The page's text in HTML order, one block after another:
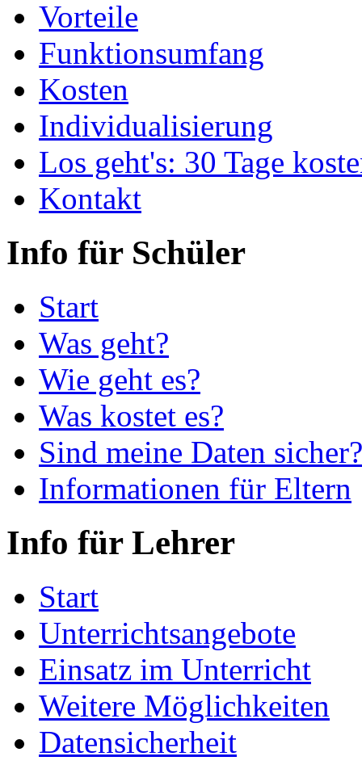
Vorteile
Funktionsumfang
Kosten
Individualisierung
Los geht's: 30 Tage
Kontakt
Info für Schüler
Start
Was geht?
Wie geht es?
Was kostet es?
Sind meine Daten sicher?
Informationen für Eltern
Info für Lehrer
Start
Unterrichtsangebote
Einsatz im Unterricht
Weitere Möglichkeiten
Datensicherheit